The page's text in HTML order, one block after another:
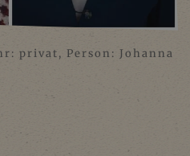
privat, Person: Johanna